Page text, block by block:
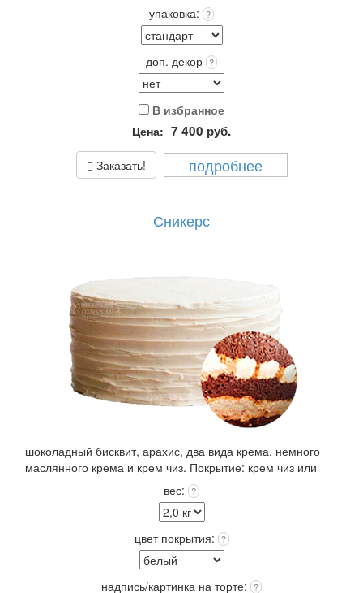
упаковка: ?
доп. декор ?
В избранное
Цена: 7 400 руб.
Заказать! подробнее
Сникерс
шоколадный бисквит, арахис, два вида крема, немного
маслянного крема и крем чиз. Покрытие: крем чиз или
крем пломбир выбранного цвета +входит в стоимость!
Упаковка: Стандарт (белая) входит в стоимость.
Срок хранения: 72 часа (3 суток) при t 4+(-)2
вес: ?
цвет покрытия: ?
надпись/картинка на торте: ?